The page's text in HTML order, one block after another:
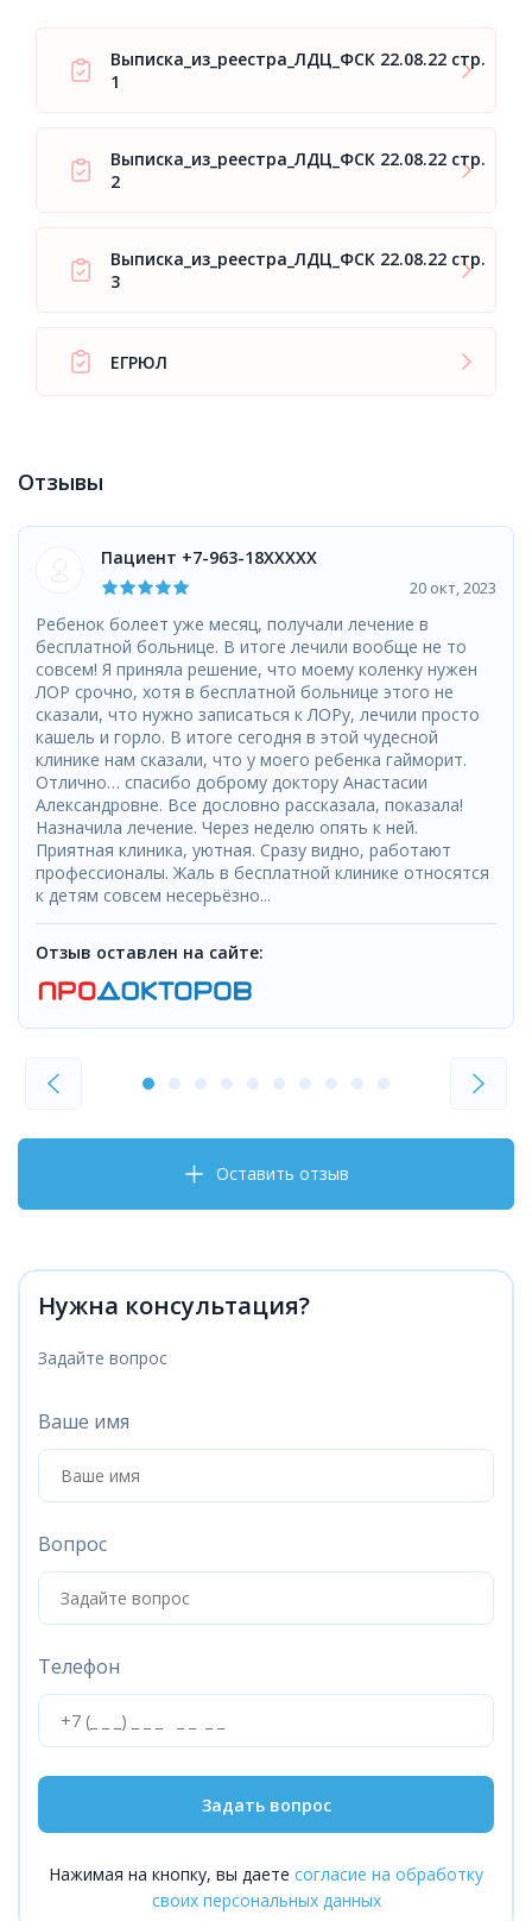
Выписка_из_реестра_ЛДЦ_ФСК 22.08.22 стр.
1
Выписка_из_реестра_ЛДЦ_ФСК 22.08.22 стр.
2
Выписка_из_реестра_ЛДЦ_ФСК 22.08.22 стр.
3
ЕГРЮЛ
Отзывы
Пациент +7-963-18XXXXX
20 окт, 2023
Ребенок болеет уже месяц, получали лечение в
бесплатной больнице. В итоге лечили вообще не то
совсем! Я приняла решение, что моему коленку нужен
ЛОР срочно, хотя в бесплатной больнице этого не
сказали, что нужно записаться к ЛОРу, лечили просто
кашель и горло. В итоге сегодня в этой чудесной
клинике нам сказали, что у моего ребенка гайморит.
Отлично… спасибо доброму доктору Анастасии
Александровне. Все дословно рассказала, показала!
Назначила лечение. Через неделю опять к ней.
Приятная клиника, уютная. Сразу видно, работают
профессионалы. Жаль в бесплатной клинике относятся
к детям совсем несерьёзно...
Отзыв оставлен на сайте:
Оставить отзыв
Нужна консультация?
Задайте вопрос
Ваше имя
Вопрос
Телефон
Задать вопрос
Нажимая на кнопку, вы даете согласие на обработку
своих персональных данных